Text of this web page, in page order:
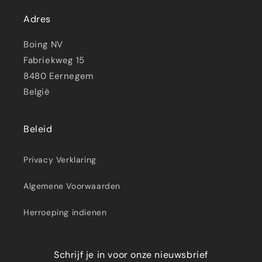
Adres
Boing NV
Fabriekweg 15
8480 Eernegem
België
Beleid
Privacy Verklaring
Algemene Voorwaarden
Herroeping indienen
Schrijf je in voor onze nieuwsbrief